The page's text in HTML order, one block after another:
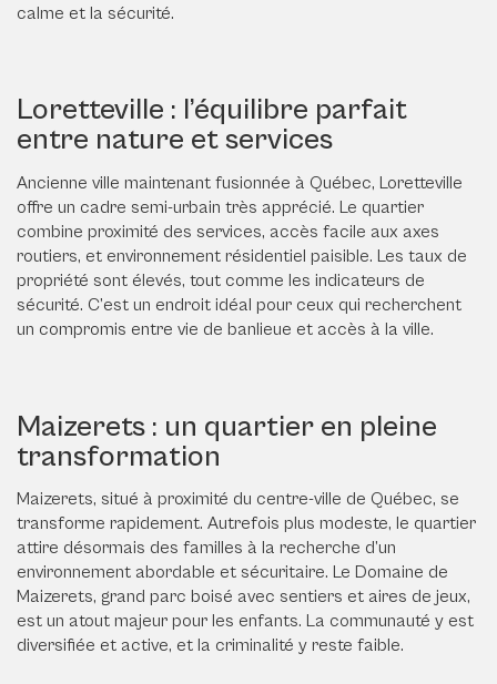
calme et la sécurité.
Loretteville : l’équilibre parfait
entre nature et services
Ancienne ville maintenant fusionnée à Québec, Loretteville
offre un cadre semi-urbain très apprécié. Le quartier
combine proximité des services, accès facile aux axes
routiers, et environnement résidentiel paisible. Les taux de
propriété sont élevés, tout comme les indicateurs de
sécurité. C’est un endroit idéal pour ceux qui recherchent
un compromis entre vie de banlieue et accès à la ville.
Maizerets : un quartier en pleine
transformation
Maizerets, situé à proximité du centre-ville de Québec, se
transforme rapidement. Autrefois plus modeste, le quartier
attire désormais des familles à la recherche d’un
environnement abordable et sécuritaire. Le Domaine de
Maizerets, grand parc boisé avec sentiers et aires de jeux,
est un atout majeur pour les enfants. La communauté y est
diversifiée et active, et la criminalité y reste faible.